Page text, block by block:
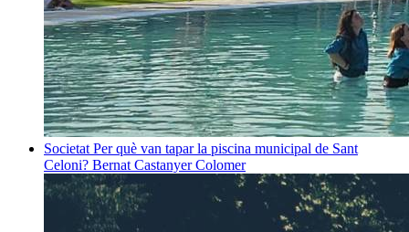
Societat Per què van tapar la piscina municipal de Sant
Celoni? Bernat Castanyer Colomer